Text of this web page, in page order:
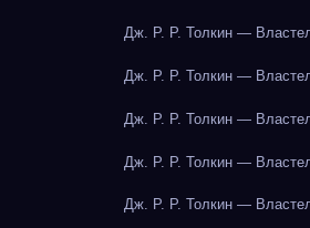
Дж. Р. Р. Толкин —
Дж. Р. Р. Толкин —
Дж. Р. Р. Толкин —
Дж. Р. Р. Толкин —
Дж. Р. Р. Толкин —